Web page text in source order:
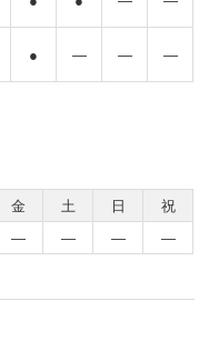
● ― ― ―
金 土 日
祝
― ― ― ―